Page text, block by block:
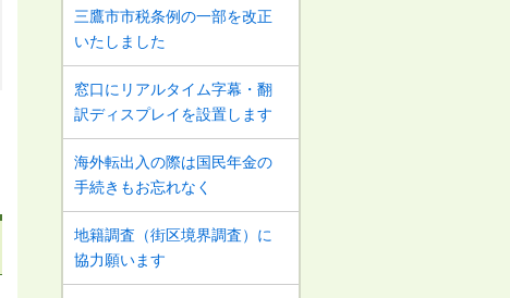
三鷹市市税条例の一部を改正
いたしました
窓口にリアルタイム字幕・翻
訳ディスプレイを設置します
海外転出入の際は国民年金の
手続きもお忘れなく
地籍調査（街区境界調査）に
協力願います